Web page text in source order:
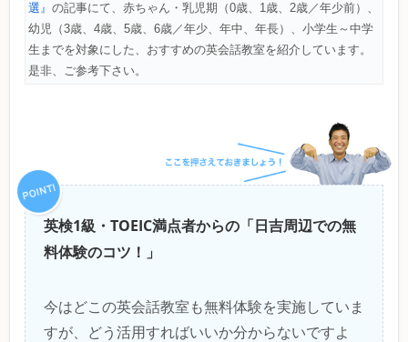
選』 の記事にて、赤ちゃん・乳児期（0歳、1歳、2歳／年少前）、
幼児（3歳、4歳、5歳、6歳／年少、年中、年長）、小学生～中学
生までを対象にした、おすすめの英会話教室を紹介しています。
是非、ご参考下さい。
英検1級・TOEIC満点者からの「日吉周辺での無
料体験のコツ！」
今はどこの英会話教室も無料体験を実施していま
すが、どう活用すればいいか分からないですよ